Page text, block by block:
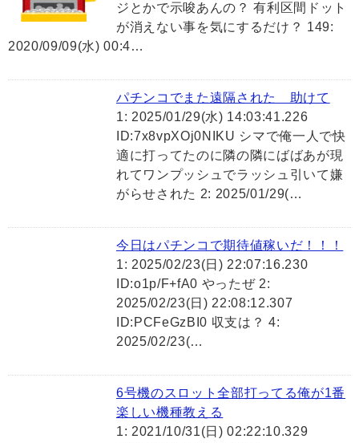
ジとかで示唆あんの？ 有利区間ドット
が消えない事を気にするだけ？ 149:
2020/09/09(水) 00:4…
パチンコでまた遠隔された 助けて
1: 2025/01/29(水) 14:03:41.226
ID:7x8vpXOj0NIKU シマで俺一人で快
適に打ってたのに隣の隣にばばあが現
れてワンプッシュでラッシュ引いて嫌
がらせされた 2: 2025/01/29(…
今日はパチンコで期待値稼いだ！！！
1: 2025/02/23(日) 22:07:16.230
ID:o1p/F+fA0 やったぜ 2:
2025/02/23(日) 22:08:12.307
ID:PCFeGzBI0 収支は？ 4:
2025/02/23(…
6号機のスロット全部打ってる俺が1番
楽しい機種教える
1: 2021/10/31(日) 02:22:10.329